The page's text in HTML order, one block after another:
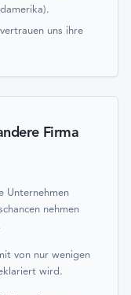
uns ihre
Firma
Unternehmen
nehmen
von nur wenigen
wird.